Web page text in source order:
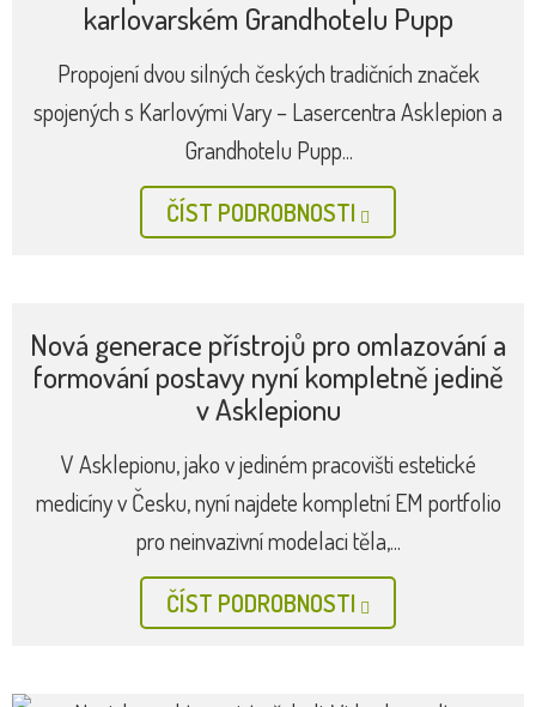
Nejnovější omlazení obličeje duální
kyselinou hyaluronovou
Okamžitý lifting pleti a další postupná zlepšení 3
měsíce po ošetření Nové hybridní materiály na bázi...
Asklepion otevřel novou pobočku v
karlovarském Grandhotelu Pupp
Propojení dvou silných českých tradičních značek
spojených s Karlovými Vary – Lasercentra Asklepion a
Grandhotelu Pupp...